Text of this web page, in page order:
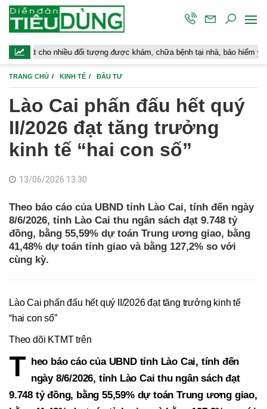
nhiều đối tượng được khám, chữa bệnh tại nhà, bảo hiểm y tế chi trả
TRANG CHỦ KINH TẾ ĐẦU TƯ
Lào Cai phấn đấu hết quý
II/2026 đạt tăng trưởng
kinh tế “hai con số”
13/06/2026 13:30
Theo báo cáo của UBND tỉnh Lào Cai, tính đến ngày
8/6/2026, tỉnh Lào Cai thu ngân sách đạt 9.748 tỷ
đồng, bằng 55,59% dự toán Trung ương giao, bằng
41,48% dự toán tỉnh giao và bằng 127,2% so với
cùng kỳ.
Lào Cai phấn đấu hết quý II/2026 đạt tăng trưởng kinh tế
“hai con số”
Theo dõi KTMT trên
T heo báo cáo của UBND tỉnh Lào Cai, tính đến
ngày 8/6/2026, tỉnh Lào Cai thu ngân sách đạt
9.748 tỷ đồng, bằng 55,59% dự toán Trung ương giao,